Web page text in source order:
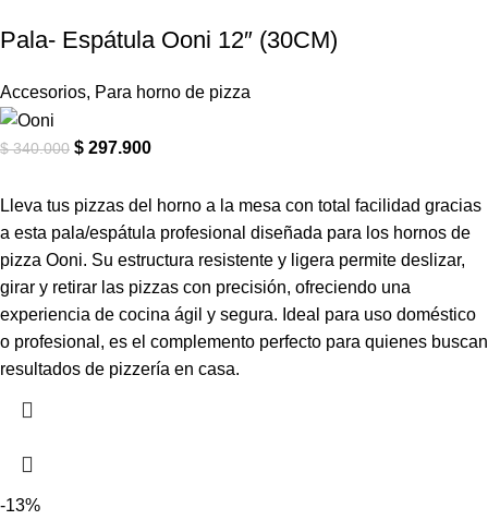
Pala- Espátula Ooni 12″ (30CM)
Accesorios, Para horno de pizza
$340.000 $ 297.900
Lleva tus pizzas del horno a la mesa con total facilidad gracias
a esta pala/espátula profesional diseñada para los hornos de
pizza Ooni. Su estructura resistente y ligera permite deslizar,
girar y retirar las pizzas con precisión, ofreciendo una
experiencia de cocina ágil y segura. Ideal para uso doméstico
o profesional, es el complemento perfecto para quienes buscan
resultados de pizzería en casa.
-13%